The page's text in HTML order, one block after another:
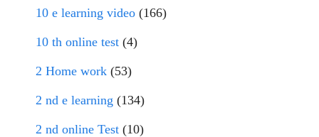
10 e learning video (166)
10 th online test (4)
2 Home work (53)
2 nd e learning (134)
2 nd online Test (10)